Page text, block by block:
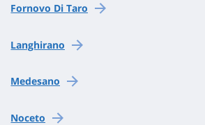
Fornovo Di Taro
Langhirano
Medesano
Noceto